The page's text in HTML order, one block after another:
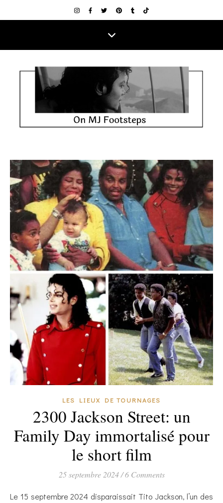
LES LIEUX DE TOURNAGES
2300 Jackson Street: un
Family Day immortalisé pour
le short film
25 septembre 2024/ 6 Comments
Le 15 septembre 2024 disparaissait Tito Jackson, l’un des